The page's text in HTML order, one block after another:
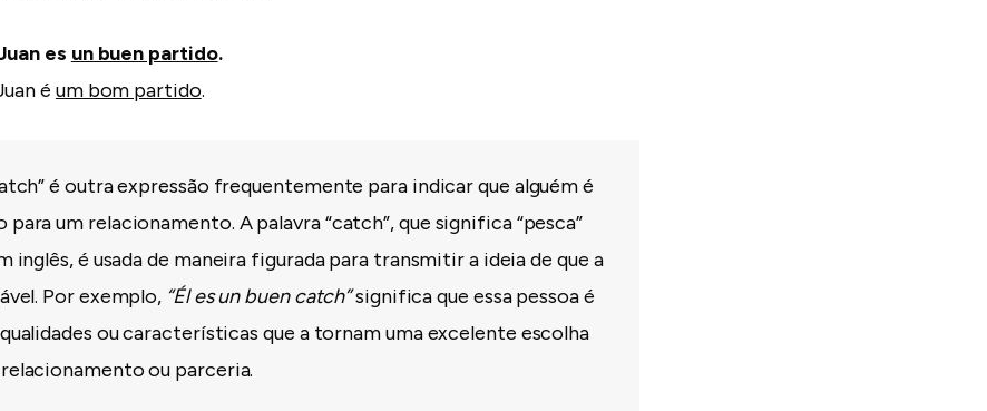
es un buen partido.
é um bom partido.
é outra expressão frequentemente para indicar que alguém é
para um relacionamento. A palavra “catch”, que significa “pesca”
inglês, é usada de maneira figurada para transmitir a ideia de que a
Por exemplo, “Él es un buen catch”significa que essa pessoa é
ou características que a tornam uma excelente escolha
ou parceria.